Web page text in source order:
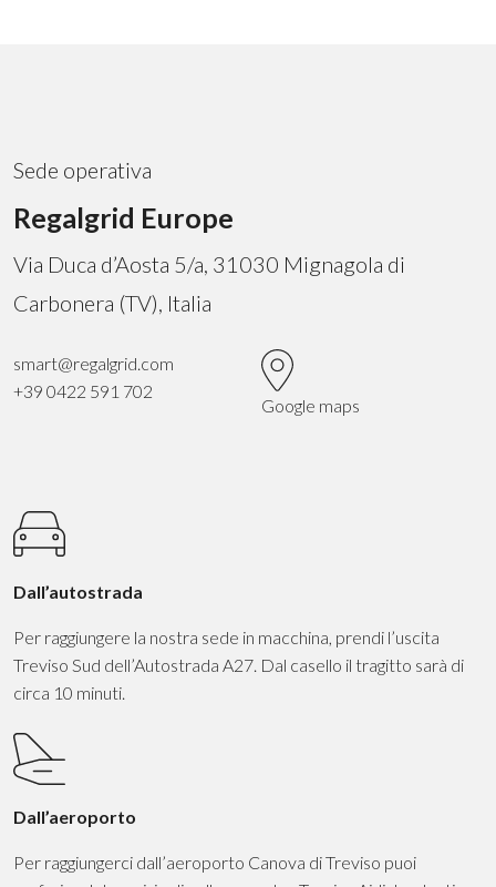
Sede operativa
Regalgrid Europe
Via Duca d’Aosta 5/a, 31030 Mignagola di
Carbonera (TV), Italia
smart@regalgrid.com
+39 0422 591 702
Google maps
Dall’autostrada
Per raggiungere la nostra sede in macchina, prendi l’uscita
Treviso Sud dell’Autostrada A27. Dal casello il tragitto sarà di
circa 10 minuti.
Dall’aeroporto
Per raggiungerci dall’aeroporto Canova di Treviso puoi